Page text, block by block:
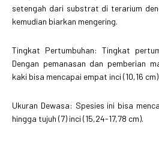
setengah dari substrat di terarium
kemudian biarkan mengering.
Tingkat Pertumbuhan: Tingkat
Dengan pemanasan dan pemberian
kaki bisa mencapai empat inci (10,16
Ukuran Dewasa: Spesies ini bisa
hingga tujuh (7) inci (15,24-17,78 cm).